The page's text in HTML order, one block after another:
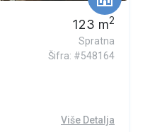
123 m2
Spratna
Šifra: #548164
Više Detalja